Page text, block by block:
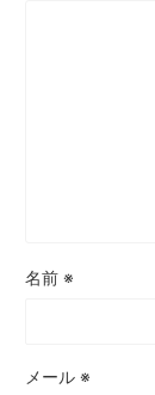
名前 ※
メール ※